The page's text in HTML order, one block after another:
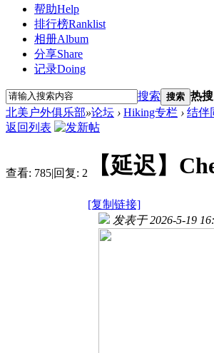
帮助Help
排行榜Ranklist
相册Album
分享Share
记录Doing
搜索 搜索 热
北美户外俱乐部»论坛 › Hiking专栏 › 结伴
返回列表
查看: 785|回复: 2 【延迟】
[复制链接]
发表于 2026-5-19